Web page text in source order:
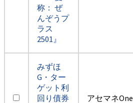
称： ぜ
んぞうプ
ラス
2501』
みずほ
G・ター
ゲット利
回り債券
アセマネOne